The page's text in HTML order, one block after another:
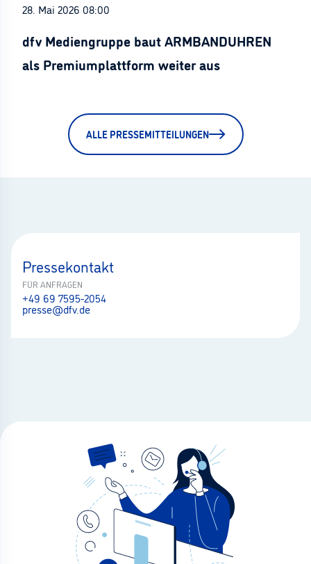
28. Mai 2026 08:00
dfv Mediengruppe baut ARMBANDUHREN
als Premiumplattform weiter aus
ALLE PRESSEMITTEILUNGEN
Pressekontakt
FÜR ANFRAGEN
+49 69 7595-2054
presse@dfv.de